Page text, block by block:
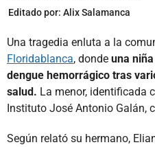
Editado por: Alix Salamanca
Una tragedia enluta a la
Floridablanca, donde una
dengue hemorrágico tras
salud. La menor, identificada
Instituto José Antonio Galán,
Según relató su hermano,